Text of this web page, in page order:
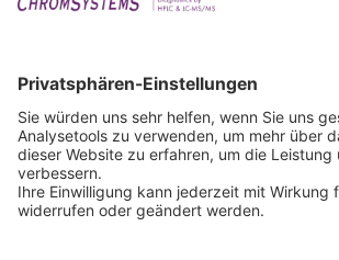
IFU anfordern
Zertifizierungen